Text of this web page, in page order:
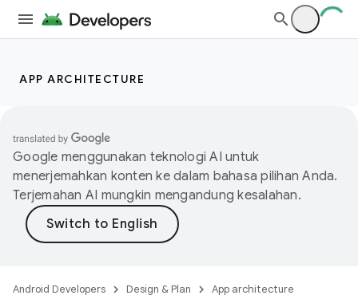
APP ARCHITECTURE
Google menggunakan teknologi AI untuk
menerjemahkan konten ke dalam bahasa pilihan Anda.
Terjemahan AI mungkin mengandung kesalahan.
Android Developers Design & Plan App architecture